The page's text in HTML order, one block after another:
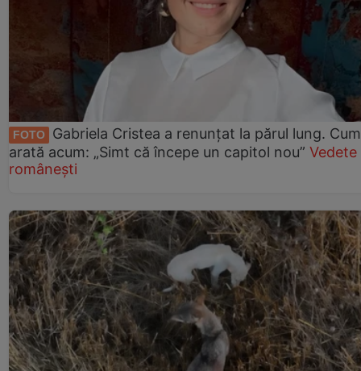
FOTO
Gabriela Cristea a renunțat la părul lung. Cum
arată acum: „Simt că începe un capitol nou” Vedete
românești